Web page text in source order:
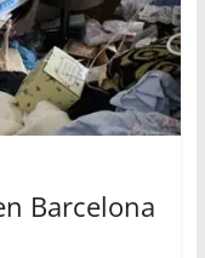
Barcelona